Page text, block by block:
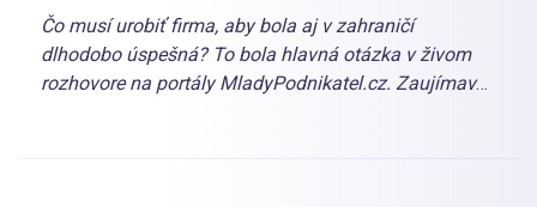
Čo musí urobiť firma, aby bola aj v zahraničí
dlhodobo úspešná? To bola hlavná otázka v živom
rozhovore na portály MladyPodnikatel.cz. Zaujímavé